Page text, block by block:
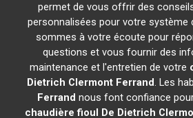
permet de vous offrir des
personnalisées pour votre système
sommes à votre écoute pour
questions et vous fournir des
maintenance et l'entretien de votre
Dietrich Clermont Ferrand. Les
Ferrand nous font confiance
chaudière fioul De Dietrich